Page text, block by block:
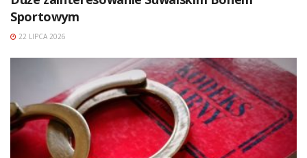
Sportowym
22 LIPCA 2026